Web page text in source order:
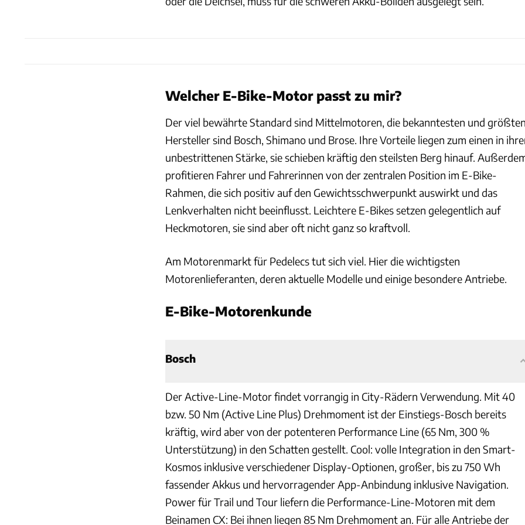
Welcher E-Bike-Motor passt zu mir?
Der viel bewährte Standard sind Mittelmotoren, die bekanntesten und größten
Hersteller sind Bosch, Shimano und Brose. Ihre Vorteile liegen zum einen in
unbestrittenen Stärke, sie schieben kräftig den steilsten Berg hinauf.
profitieren Fahrer und Fahrerinnen von der zentralen Position im E-Bike-
Rahmen, die sich positiv auf den Gewichtsschwerpunkt auswirkt und das
Lenkverhalten nicht beeinflusst. Leichtere E-Bikes setzen gelegentlich auf
Heckmotoren, sie sind aber oft nicht ganz so kraftvoll.
Am Motorenmarkt für Pedelecs tut sich viel. Hier die wichtigsten
Motorenlieferanten, deren aktuelle Modelle und einige besondere Antriebe.
E-Bike-Motorenkunde
Bosch
Der Active-Line-Motor findet vorrangig in City-Rädern Verwendung. Mit 40
bzw. 50 Nm (Active Line Plus) Drehmoment ist der Einstiegs-Bosch bereits
kräftig, wird aber von der potenteren Performance Line (65 Nm, 300 %
Unterstützung) in den Schatten gestellt. Cool: volle Integration in den Smart-
Kosmos inklusive verschiedener Display-Optionen, großer, bis zu 750 Wh
fassender Akkus und hervorragender App-Anbindung inklusive Navigation.
Power für Trail und Tour liefern die Performance-Line-Motoren mit dem
Beinamen CX: Bei ihnen liegen 85 Nm Drehmoment an. Für alle Antriebe der